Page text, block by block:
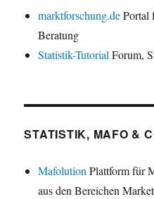
marktforschung.dePortal
Beratung
Statistik-TutorialForum,
STATISTIK, MAFO &
MafolutionPlattform für
aus den Bereichen